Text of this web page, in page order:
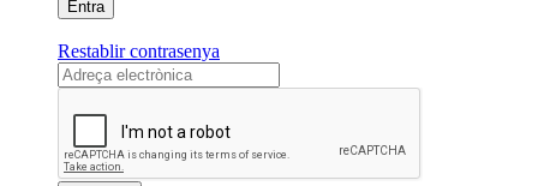
Restablir contrasenya